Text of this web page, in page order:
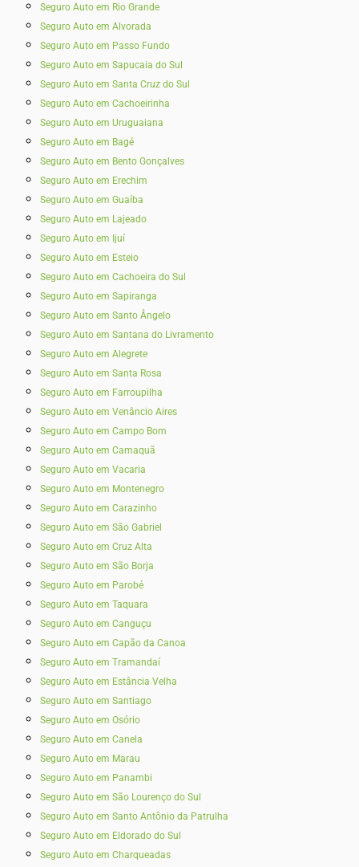
Seguro Auto em Rio Grande
Seguro Auto em Alvorada
Seguro Auto em Passo Fundo
Seguro Auto em Sapucaia do Sul
Seguro Auto em Santa Cruz do Sul
Seguro Auto em Cachoeirinha
Seguro Auto em Uruguaiana
Seguro Auto em Bagé
Seguro Auto em Bento Gonçalves
Seguro Auto em Erechim
Seguro Auto em Guaíba
Seguro Auto em Lajeado
Seguro Auto em Ijuí
Seguro Auto em Esteio
Seguro Auto em Cachoeira do Sul
Seguro Auto em Sapiranga
Seguro Auto em Santo Ângelo
Seguro Auto em Santana do Livramento
Seguro Auto em Alegrete
Seguro Auto em Santa Rosa
Seguro Auto em Farroupilha
Seguro Auto em Venâncio Aires
Seguro Auto em Campo Bom
Seguro Auto em Camaquã
Seguro Auto em Vacaria
Seguro Auto em Montenegro
Seguro Auto em Carazinho
Seguro Auto em São Gabriel
Seguro Auto em Cruz Alta
Seguro Auto em São Borja
Seguro Auto em Parobé
Seguro Auto em Taquara
Seguro Auto em Canguçu
Seguro Auto em Capão da Canoa
Seguro Auto em Tramandaí
Seguro Auto em Estância Velha
Seguro Auto em Santiago
Seguro Auto em Osório
Seguro Auto em Canela
Seguro Auto em Marau
Seguro Auto em Panambi
Seguro Auto em São Lourenço do Sul
Seguro Auto em Santo Antônio da Patrulha
Seguro Auto em Eldorado do Sul
Seguro Auto em Charqueadas